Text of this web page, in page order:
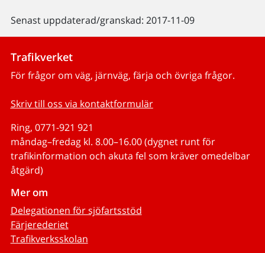
Senast uppdaterad/granskad: 2017-11-09
Trafikverket
För frågor om väg, järnväg, färja och övriga frågor.
Skriv till oss via kontaktformulär
Ring, 0771-921 921
måndag–fredag kl. 8.00–16.00 (dygnet runt för
trafikinformation och akuta fel som kräver omedelbar
åtgärd)
Mer om
Delegationen för sjöfartsstöd
Färjerederiet
Trafikverksskolan